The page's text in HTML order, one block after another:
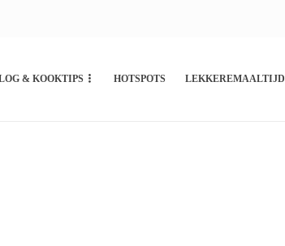
& KOOKTIPS HOTSPOTS LEKKEREMAALTIJD